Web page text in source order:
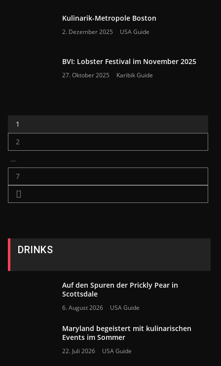
Kulinarik-Metropole Boston
2. Dezember 2025 USA Guide
BVI: Lobster Festival im November 2025
27. Oktober 2025 Karibik Guide
1
2
…
7
DRINKS
Auf den Spuren der Prickly Pear in
Scottsdale
6. August 2026 USA Guide
Maryland begeistert mit kulinarischen
Events im Sommer
22. Juli 2026 USA Guide